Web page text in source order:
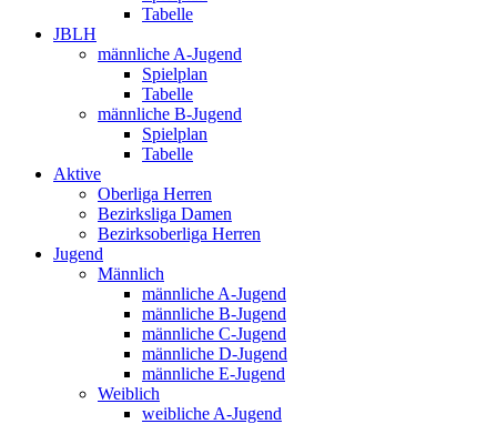
Tabelle
JBLH
männliche A-Jugend
Spielplan
Tabelle
männliche B-Jugend
Spielplan
Tabelle
Aktive
Oberliga Herren
Bezirksliga Damen
Bezirksoberliga Herren
Jugend
Männlich
männliche A-Jugend
männliche B-Jugend
männliche C-Jugend
männliche D-Jugend
männliche E-Jugend
Weiblich
weibliche A-Jugend